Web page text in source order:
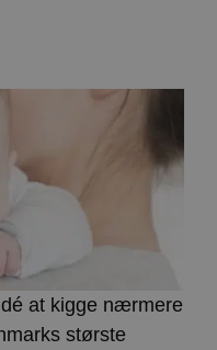
at kigge nærmere
største